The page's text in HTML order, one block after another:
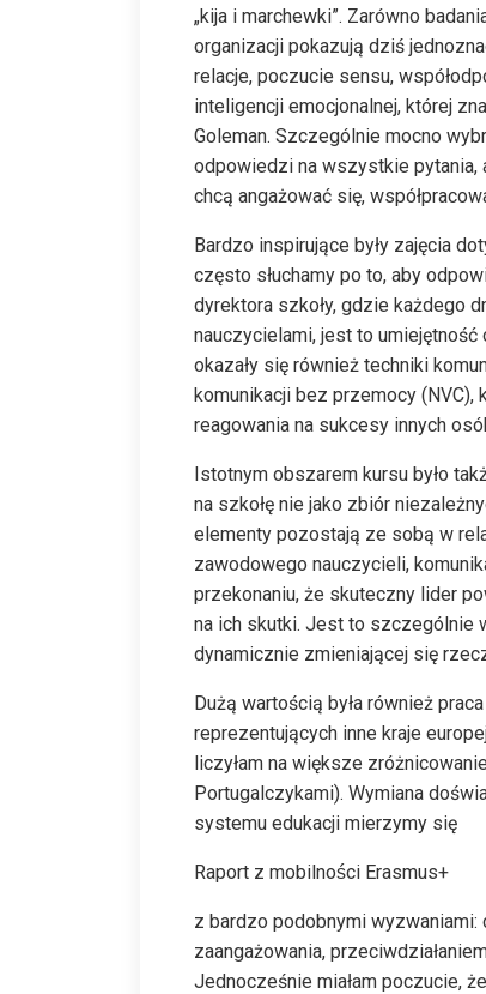
„kija i marchewki”. Zarówno
organizacji pokazują dziś
relacje, poczucie sensu,
inteligencji emocjonalnej, której
Goleman. Szczególnie mocno
odpowiedzi na wszystkie
chcą angażować się,
Bardzo inspirujące były zajęcia
często słuchamy po to, aby
dyrektora szkoły, gdzie każdego
nauczycielami, jest to
okazały się również techniki
komunikacji bez przemocy
reagowania na sukcesy innych
Istotnym obszarem kursu było
na szkołę nie jako zbiór
elementy pozostają ze sobą w
zawodowego nauczycieli,
przekonaniu, że skuteczny lider
na ich skutki. Jest to szczególnie
dynamicznie zmieniającej się
Dużą wartością była również
reprezentujących inne kraje
liczyłam na większe
Portugalczykami). Wymiana
systemu edukacji mierzymy się
Raport z mobilności Erasmus+
z bardzo podobnymi
zaangażowania,
Jednocześnie miałam poczucie,